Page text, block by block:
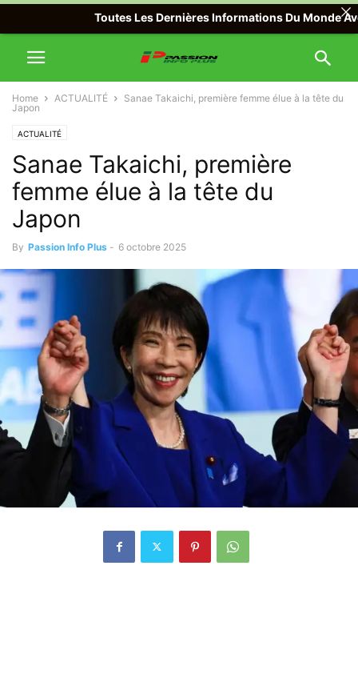
Home ACTUALITÉ
Sanae Takaichi, première femme élue à la tête du
Japon
ACTUALITÉ
Sanae Takaichi, première
femme élue à la tête du
Japon
By Passion Info Plus - 6 octobre 2025
Toutes Les Dernières Informations Du Monde